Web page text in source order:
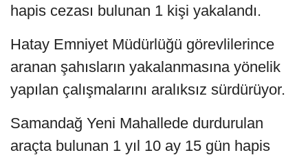
hapis cezası bulunan 1 kişi yakalandı.
Hatay Emniyet Müdürlüğü görevlilerince
aranan şahısların yakalanmasına yönelik
yapılan çalışmalarını aralıksız sürdürüyor.
Samandağ Yeni Mahallede durdurulan
araçta bulunan 1 yıl 10 ay 15 gün hapis